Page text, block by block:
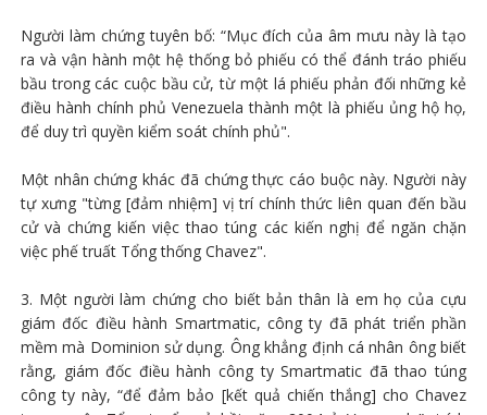
Người làm chứng tuyên bố: “Mục đích của âm mưu này là tạo
ra và vận hành một hệ thống bỏ phiếu có thể đánh tráo phiếu
bầu trong các cuộc bầu cử, từ một lá phiếu phản đối những kẻ
điều hành chính phủ Venezuela thành một là phiếu ủng hộ họ,
để duy trì quyền kiểm soát chính phủ".
Một nhân chứng khác đã chứng thực cáo buộc này. Người này
tự xưng "từng [đảm nhiệm] vị trí chính thức liên quan đến bầu
cử và chứng kiến ​​việc thao túng các kiến ​​nghị để ngăn chặn
việc phế truất Tổng thống Chavez".
3. Một người làm chứng cho biết bản thân là em họ của cựu
giám đốc điều hành Smartmatic, công ty đã phát triển phần
mềm mà Dominion sử dụng. Ông khẳng định cá nhân ông biết
rằng, giám đốc điều hành công ty Smartmatic đã thao túng
công ty này, “để đảm bảo [kết quả chiến thắng] cho Chavez